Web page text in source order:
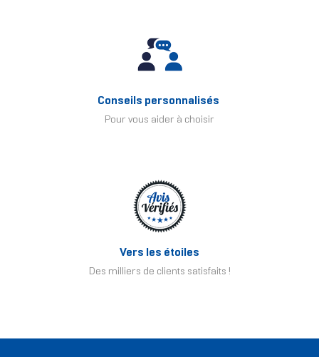
Conseils personnalisés
Pour vous aider à choisir
Vers les étoiles
Des milliers de clients satisfaits !